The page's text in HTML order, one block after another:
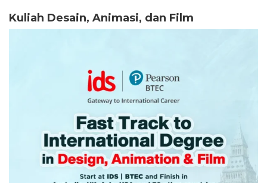
Kuliah Desain, Animasi, dan Film